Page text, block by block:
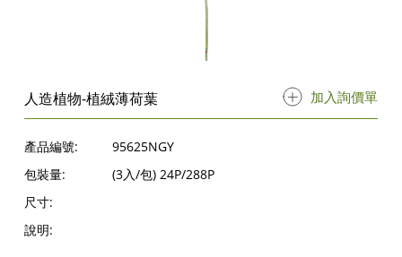
人造植物-植絨薄荷葉 加入詢價單
產品編號:
95625NGY
包裝量:
(3入/包) 24P/288P
尺寸:
說明: